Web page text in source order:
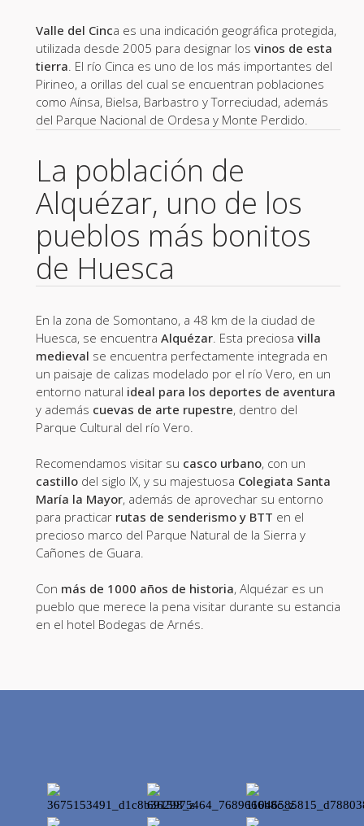
Valle del Cinca es una indicación geográfica protegida,
utilizada desde 2005 para designar los vinos de esta
tierra. El río Cinca es uno de los más importantes del
Pirineo, a orillas del cual se encuentran poblaciones
como Aínsa, Bielsa, Barbastro y Torreciudad, además
del Parque Nacional de Ordesa y Monte Perdido.
La población de
Alquézar, uno de los
pueblos más bonitos
de Huesca
En la zona de Somontano, a 48 km de la ciudad de
Huesca, se encuentra Alquézar. Esta preciosa villa
medieval se encuentra perfectamente integrada en
un paisaje de calizas modelado por el río Vero, en un
entorno natural ideal para los deportes de aventura
y además cuevas de arte rupestre, dentro del
Parque Cultural del río Vero.
Recomendamos visitar su casco urbano, con un
castillodel siglo IX, y su majestuosa Colegiata Santa
María la Mayor, además de aprovechar su entorno
para practicar rutas de senderismo y BTT en el
precioso marco del Parque Natural de la Sierra y
Cañones de Guara.
Con más de 1000 años de historia, Alquézar es un
pueblo que merece la pena visitar durante su estancia
en el hotel Bodegas de Arnés.